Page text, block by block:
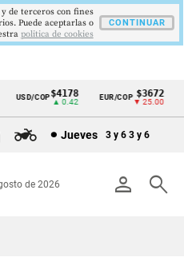
USD/COP$4178
▲ 0.42
EUR/COP $3672
▼ 25.00
Jueves 3 y 6 3 y 6
person search
de 2026
de terceros con fines
Puede aceptarlas o
politica de cookies
CONTINUAR